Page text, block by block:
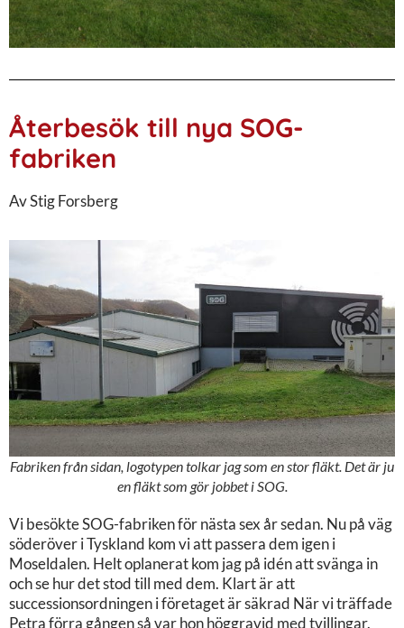
Återbesök till nya SOG-
fabriken
Av Stig Forsberg
Fabriken från sidan, logotypen tolkar jag som en stor fläkt. Det är ju
en fläkt som gör jobbet i SOG.
Vi besökte SOG-fabriken för nästa sex år sedan. Nu på väg
söderöver i Tyskland kom vi att passera dem igen i
Moseldalen. Helt oplanerat kom jag på idén att svänga in
och se hur det stod till med dem. Klart är att
successionsordningen i företaget är säkrad När vi träffade
Petra förra gången så var hon höggravid med tvillingar.